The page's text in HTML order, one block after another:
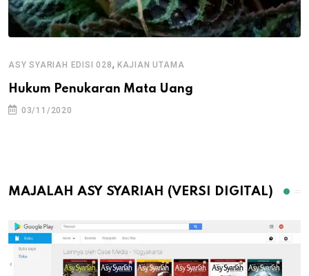
ASY SYARIAH EDISI 028, KAJIAN UTAMA
Hukum Penukaran Mata Uang
03/11/2020
MAJALAH ASY SYARIAH (VERSI DIGITAL)